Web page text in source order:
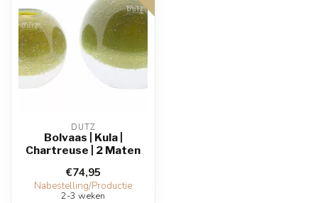
DUTZ
Bolvaas | Kula |
Chartreuse | 2 Maten
€74,95
Nabestelling/Productie
2-3 weken